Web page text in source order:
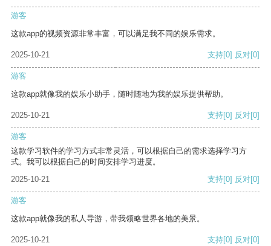
游客
这款app的视频资源非常丰富，可以满足我不同的娱乐需求。
2025-10-21 支持[0] 反对[0]
游客
这款app就像我的娱乐小助手，随时随地为我的娱乐提供帮助。
2025-10-21 支持[0] 反对[0]
游客
这款学习软件的学习方式非常灵活，可以根据自己的需求选择学习方
式。我可以根据自己的时间安排学习进度。
2025-10-21
支持[0] 反对[0]
游客
这款app就像我的私人导游，带我领略世界各地的美景。
2025-10-21 支持[0] 反对[0]